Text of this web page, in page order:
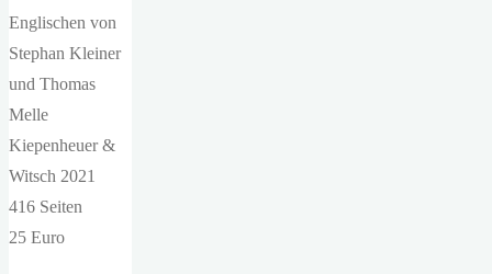
Englischen von
Stephan Kleiner
und Thomas
Melle
Kiepenheuer &
Witsch 2021
416 Seiten
25 Euro